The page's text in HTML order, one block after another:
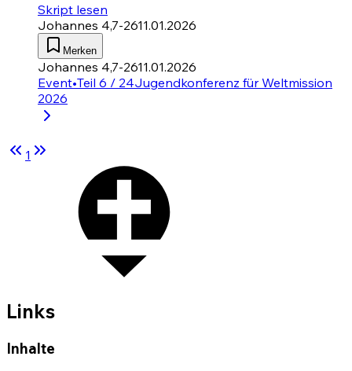
Skript lesen
Johannes 4,7-2611.01.2026
Merken
Johannes 4,7-2611.01.2026
Event•Teil 6 / 24Jugendkonferenz für Weltmission
2026
1
Links
Inhalte